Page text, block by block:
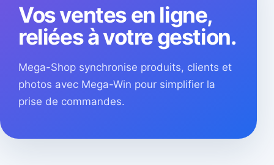
Vos ventes en ligne,
reliées à votre gestion.
Mega-Shop synchronise produits, clients et
photos avec Mega-Win pour simplifier la
prise de commandes.